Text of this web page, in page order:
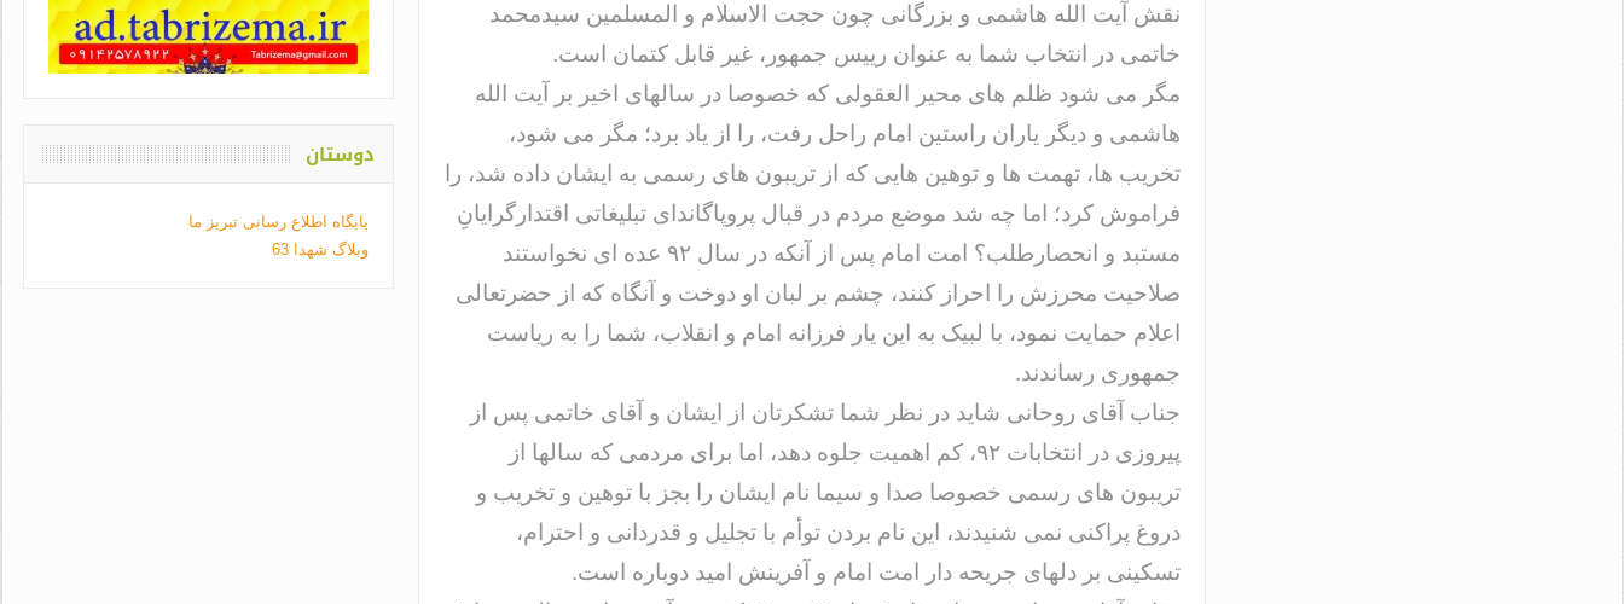
نقش آیت الله هاشمی و بزرگانی چون حجت الاسلام و المسلمین سیدمحمد
خاتمی در انتخاب شما به عنوان رییس جمهور، غیر قابل کتمان است.
مگر می شود ظلم های محیر العقولی که خصوصا در سالهای اخیر بر آیت الله
هاشمی و دیگر یاران راستین امام راحل رفت، را از یاد برد؛ مگر می شود،
تخریب ها، تهمت ها و توهین هایی که از تریبون های رسمی به ایشان داده شد، را
فراموش کرد؛ اما چه شد موضع مردم در قبال پروپاگاندای تبلیغاتی اقتدارگرایانِ
مستبد و انحصارطلب؟ امت امام پس از آنکه در سال ۹۲ عده ای نخواستند
صلاحیت محرزش را احراز کنند، چشم بر لبان او دوخت و آنگاه که از حضرتعالی
اعلام حمایت نمود، با لبیک به این یار فرزانه امام و انقلاب، شما را به ریاست
جمهوری رساندند.
جناب آقای روحانی شاید در نظر شما تشکرتان از ایشان و آقای خاتمی پس از
پیروزی در انتخابات ۹۲، کم اهمیت جلوه دهد، اما برای مردمی که سالها از
تریبون های رسمی خصوصا صدا و سیما نام ایشان را بجز با توهین و تخریب و
دروغ پراکنی نمی شنیدند، این نام بردن توأم با تجلیل و قدردانی و احترام،
تسکینی بر دلهای جریحه دار امت امام و آفرینش امید دوباره است.
دوستان
پایگاه اطلاع رسانی تبریز ما
وبلاگ شهدا 63